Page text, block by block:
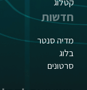
חדשות
מדיה סנטר
בלוג
סרטונים